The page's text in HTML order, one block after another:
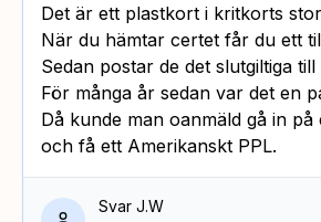
Det är ett plastkort i kritkorts
När du hämtar certet får du ett
Sedan postar de det slutgiltiga till
För många år sedan var det en
Då kunde man oanmäld gå in
och få ett Amerikanskt PPL.
Svar J.W